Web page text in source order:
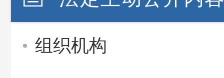
组织机构